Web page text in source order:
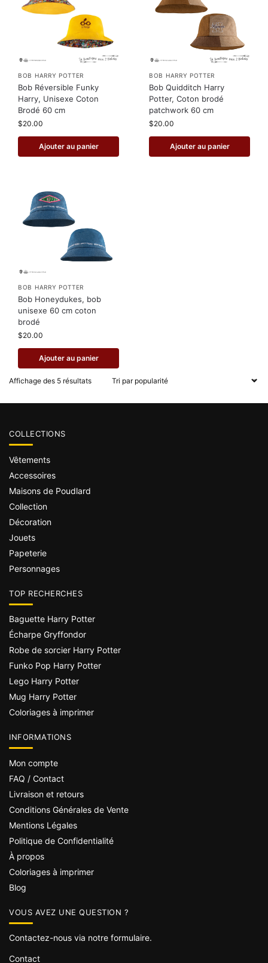
BOB HARRY POTTER
Bob Réversible Funky
Harry, Unisexe Coton
Brodé 60 cm
$20.00
Ajouter au panier
BOB HARRY POTTER
Bob Quidditch Harry
Potter, Coton brodé
patchwork 60 cm
$20.00
Ajouter au panier
BOB HARRY POTTER
Bob Honeydukes, bob
unisexe 60 cm coton
brodé
$20.00
Ajouter au panier
Affichage des 5 résultats
COLLECTIONS
Vêtements
Accessoires
Maisons de Poudlard
Collection
Décoration
Jouets
Papeterie
Personnages
TOP RECHERCHES
Baguette Harry Potter
Écharpe Gryffondor
Robe de sorcier Harry Potter
Funko Pop Harry Potter
Lego Harry Potter
Mug Harry Potter
Coloriages à imprimer
INFORMATIONS
Mon compte
FAQ / Contact
Livraison et retours
Conditions Générales de Vente
Mentions Légales
Politique de Confidentialité
À propos
Coloriages à imprimer
Blog
VOUS AVEZ UNE QUESTION ?
Contactez-nous via notre formulaire.
Contact